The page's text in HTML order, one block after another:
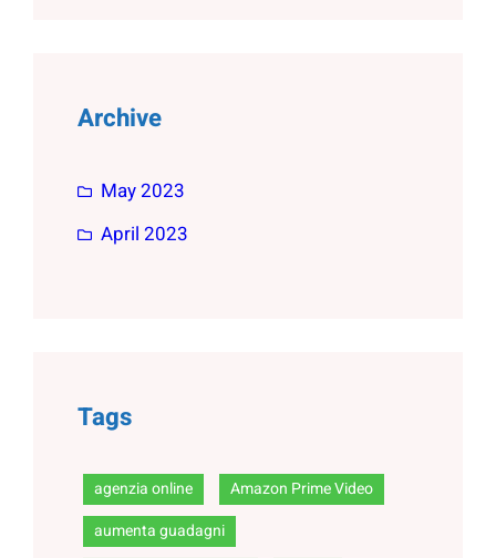
Archive
May 2023
April 2023
Tags
agenzia online
Amazon Prime Video
aumenta guadagni